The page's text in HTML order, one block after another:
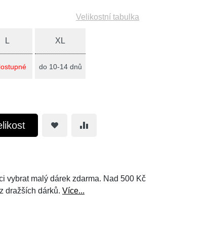
Velikostní tabulka
L XL
do 10-14 dnů
vybrat malý dárek zdarma. Nad 500 Kč
dražších dárků. Více...